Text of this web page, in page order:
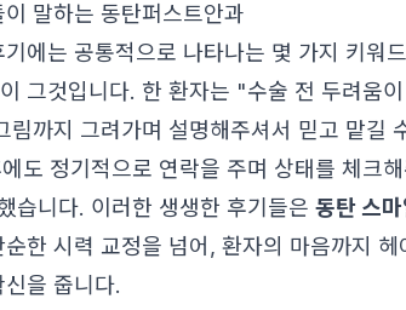
말하는 동탄퍼스트안과
기에는 공통적으로 나타나는 몇 가지 키
그것입니다. 한 환자는 "수술 전 두려움
림까지 그려가며 설명해주셔서 믿고 맡길
도 정기적으로 연락을 주며 상태를 체크
습니다. 이러한 생생한 후기들은 동탄 스
순한 시력 교정을 넘어, 환자의 마음까지
을 줍니다.